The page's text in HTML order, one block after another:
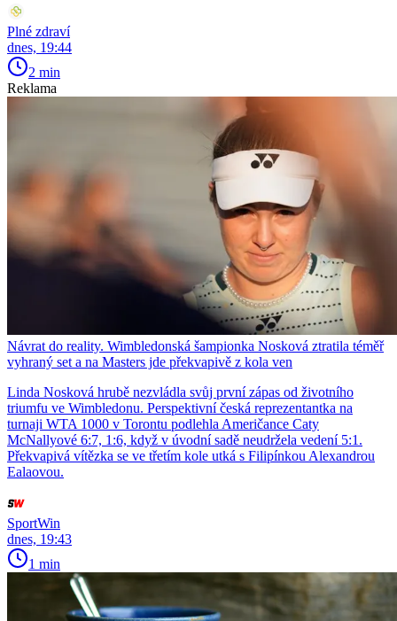
Plné zdraví
dnes, 19:44
2 min
Reklama
Návrat do reality. Wimbledonská šampionka Nosková ztratila téměř
vyhraný set a na Masters jde překvapivě z kola ven
Linda Nosková hrubě nezvládla svůj první zápas od životního
triumfu ve Wimbledonu. Perspektivní česká reprezentantka na
turnaji WTA 1000 v Torontu podlehla Američance Caty
McNallyové 6:7, 1:6, když v úvodní sadě neudržela vedení 5:1.
Překvapivá vítězka se ve třetím kole utká s Filipínkou Alexandrou
Ealaovou.
SportWin
dnes, 19:43
1 min